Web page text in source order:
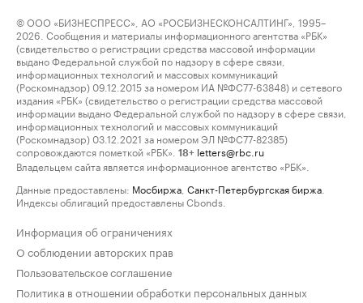
© ООО «БИЗНЕСПРЕСС», АО «РОСБИЗНЕСКОНСАЛТИНГ», 1995–
2026. Сообщения и материалы информационного агентства «РБК»
(свидетельство о регистрации средства массовой информации
выдано Федеральной службой по надзору в сфере связи,
информационных технологий и массовых коммуникаций
(Роскомнадзор) 09.12.2015 за номером ИА №ФС77-63848) и сетевого
издания «РБК» (свидетельство о регистрации средства массовой
информации выдано Федеральной службой по надзору в сфере связи,
информационных технологий и массовых коммуникаций
(Роскомнадзор) 03.12.2021 за номером ЭЛ №ФС77-82385)
сопровождаются пометкой «РБК».
18+ letters@rbc.ru
Владельцем сайта является информационное агентство «РБК».
Данные предоставлены: Мосбиржа Санкт-Петербургская биржа
Индексы облигаций предоставлены Cbonds.
Информация об ограничениях
О соблюдении авторских прав
Пользовательское соглашение
Политика в отношении обработки персональных данных